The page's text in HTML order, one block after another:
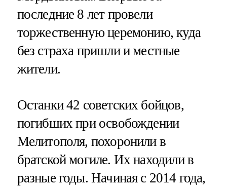
последние 8 лет провели
торжественную церемонию, куда
без страха пришли и местные
жители.
Останки 42 советских бойцов,
погибших при освобождении
Мелитополя, похоронили в
братской могиле. Их находили в
разные годы. Начиная с 2014 года,